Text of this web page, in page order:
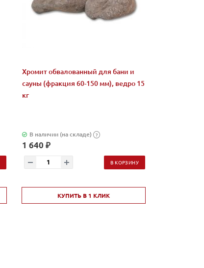
Хромит обвалованный для бани и
сауны (фракция 60-150 мм), ведро 15
кг
В наличии (на складе) ?
1 640 ₽
В КОРЗИНУ
КУПИТЬ В 1 КЛИК